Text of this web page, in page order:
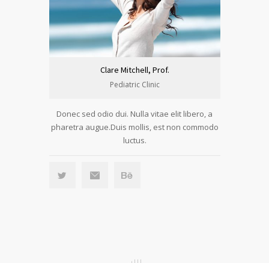
Clare Mitchell, Prof.
Pediatric Clinic
Donec sed odio dui. Nulla vitae elit libero, a
pharetra augue.Duis mollis, est non commodo
luctus.